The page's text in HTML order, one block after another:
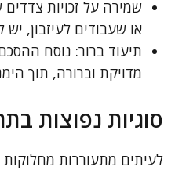
שמירה על זכויות
או שעבודים לעיזבון,
תיעוד ברור: נוסח
מדויקת וברורה, תוך
סוגיות נפוצות
לעיתים מתעוררות מחלוקות